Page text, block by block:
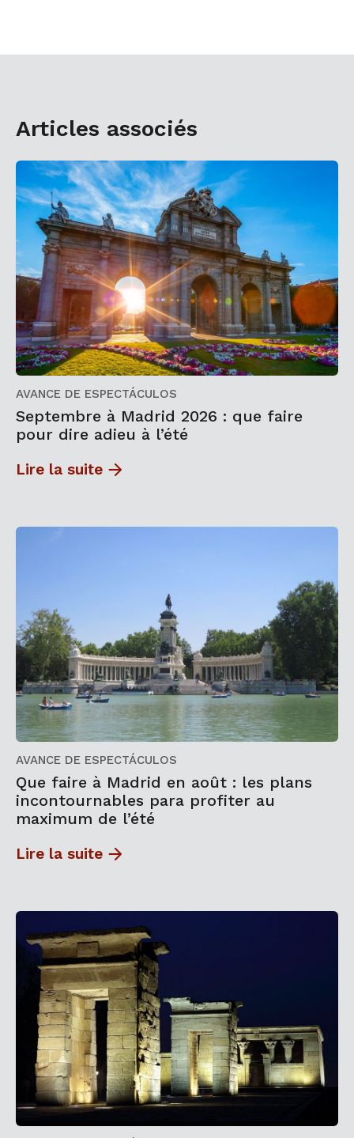
Articles associés
AVANCE DE ESPECTÁCULOS
Septembre à Madrid 2026 : que faire
pour dire adieu à l’été
Lire la suite
AVANCE DE ESPECTÁCULOS
Que faire à Madrid en août : les plans
incontournables para profiter au
maximum de l’été
Lire la suite